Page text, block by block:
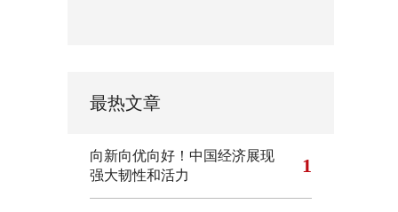
最热文章
向新向优向好！中国经济展现
强大韧性和活力
1